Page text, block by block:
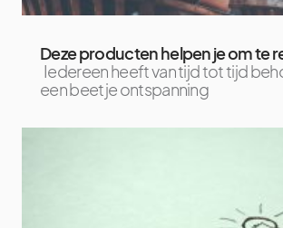
Deze producten helpen je om te
Iedereen heeft van tijd tot tijd
een beetje ontspanning